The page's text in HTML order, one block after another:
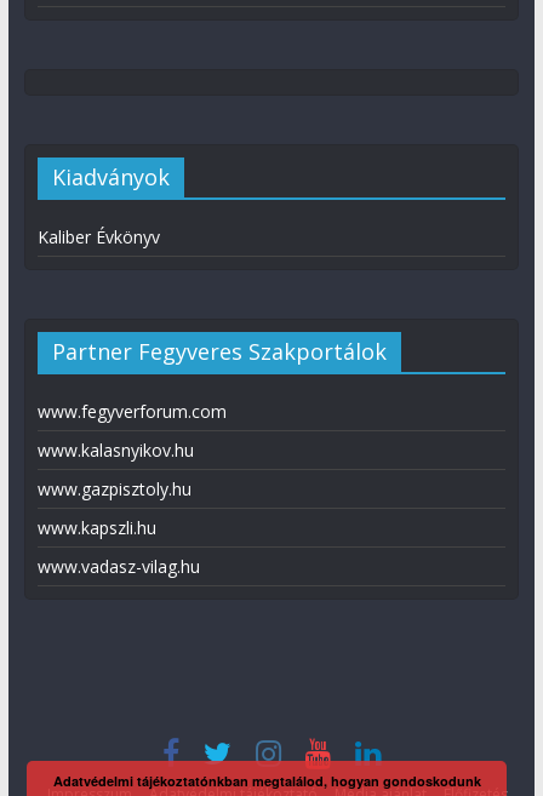
Kiadványok
Kaliber Évkönyv
Partner Fegyveres Szakportálok
www.fegyverforum.com
www.kalasnyikov.hu
www.gazpisztoly.hu
www.kapszli.hu
www.vadasz-vilag.hu
Adatvédelmi tájékoztatónkban megtalálod, hogyan gondoskodunk